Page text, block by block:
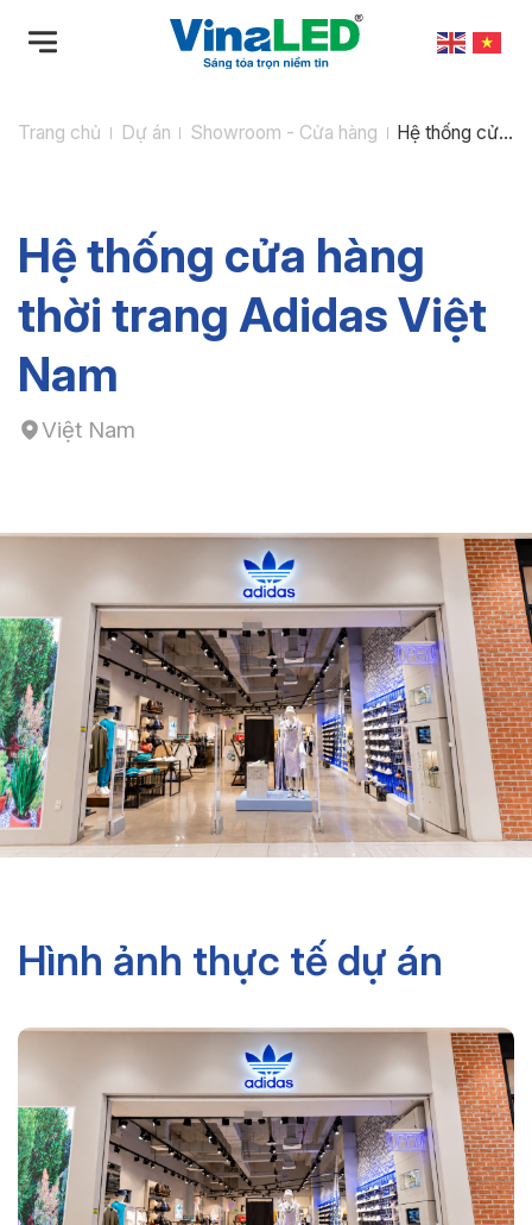
qua
dung
Trang chủ Dự án Showroom - Cửa hàng
Hệ thống cửa
Hệ thống cửa hàng
thời trang Adidas Việt
Nam
Việt Nam
Hình ảnh thực tế dự án